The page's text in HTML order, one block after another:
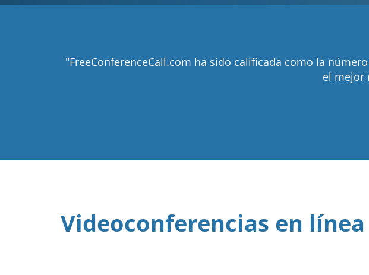
"FreeConferenceCall.com ha sido calificada como la
el mejor
Videoconferencias en